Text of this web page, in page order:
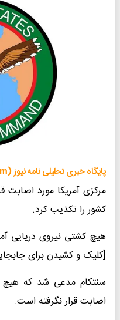
پایگاه خبری تحلیلی نامه نیوز (namehnews.com) :
مرکزی آمریکا مورد اصابت
کشور را تکذیب کرد.
هیچ کشتی نیروی دریایی
[کلیک و کشیدن برای
سنتکام مدعی شد که هیچ
اصابت قرار نگرفته است.